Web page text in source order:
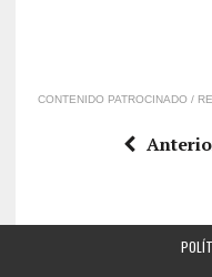
CONTENIDO PATROCINADO /